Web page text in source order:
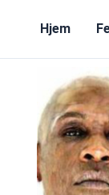
Hjem